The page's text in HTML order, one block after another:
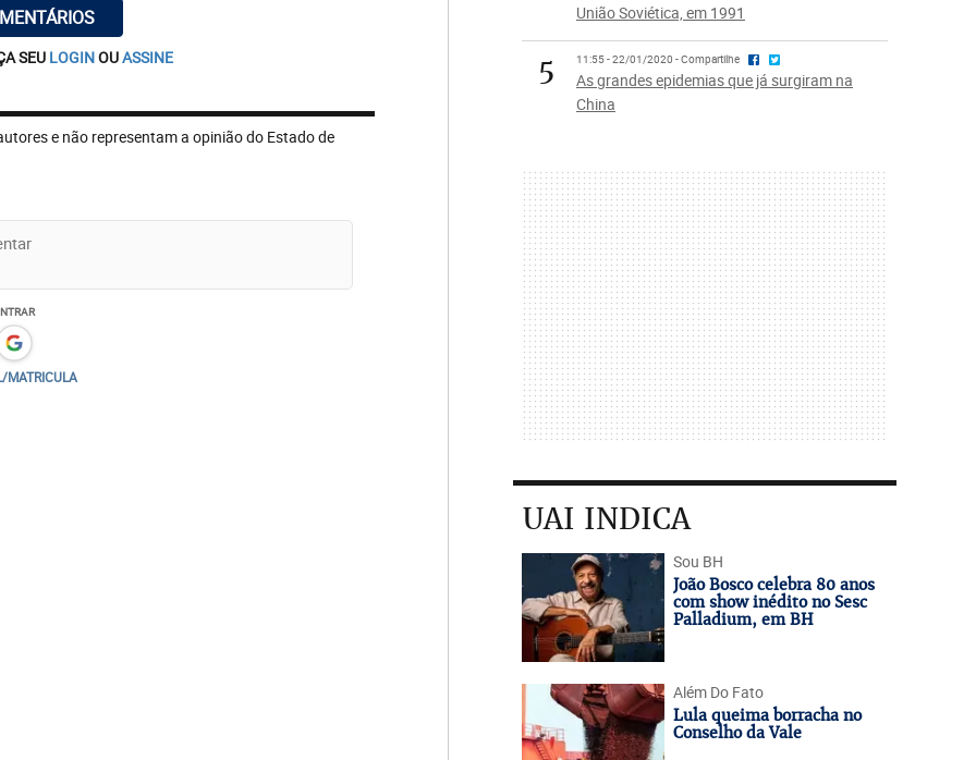
SEU LOGINOUASSINE
e não representam a opinião do Estado de
MATRICULA
União Soviética, em 1991
5 11:55 - 22/01/2020 - Compartilhe
As grandes epidemias que já surgiram na
China
UAI INDICA
Sou BH
João Bosco celebra 80 anos
com show inédito no Sesc
Palladium, em BH
Além Do Fato
Lula queima borracha no
Conselho da Vale